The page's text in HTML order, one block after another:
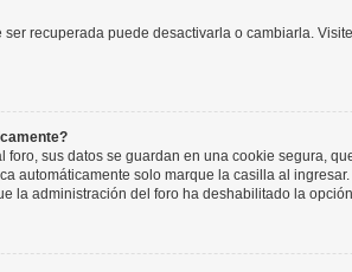
ser recuperada puede desactivarla o cambiarla.
foro, sus datos se guardan en una cookie segura,
automáticamente solo marque la casilla al
la administración del foro ha deshabilitado la